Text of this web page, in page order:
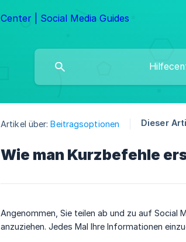
Artikel über: Beitragsoptionen Dieser
Wie man Kurzbefehle
Angenommen, Sie teilen ab und zu auf Social
anzuziehen. Jedes Mal Ihre Informationen